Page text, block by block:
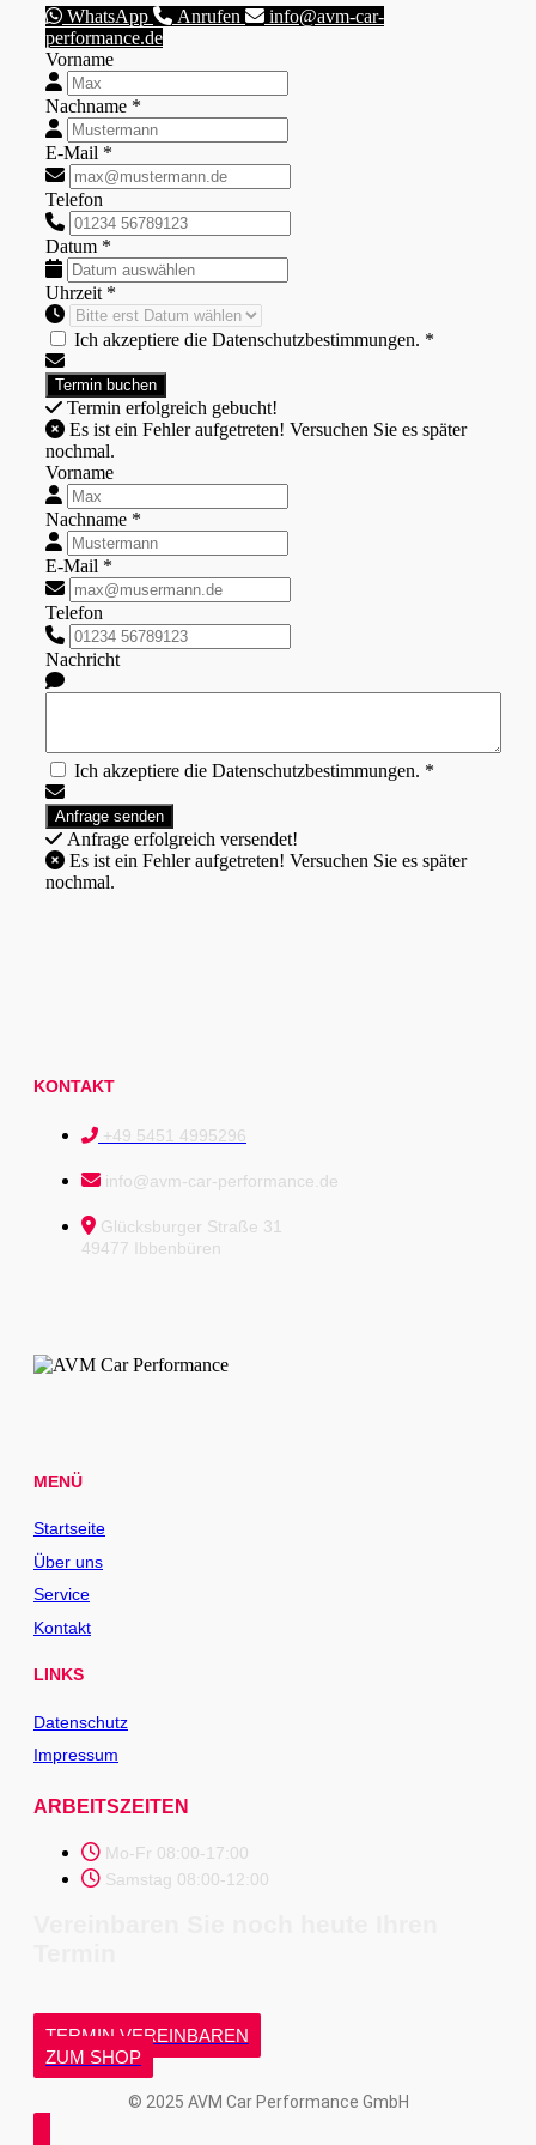
WhatsApp Anrufen
info@avm-car-
performance.de
Vorname
Nachname *
E-Mail *
Telefon
Datum *
Uhrzeit *
Ich akzeptiere die Datenschutzbestimmungen. *
Termin erfolgreich gebucht!
nochmal.
Vorname
Nachname *
E-Mail *
Telefon
Nachricht
Ich akzeptiere die Datenschutzbestimmungen. *
Anfrage erfolgreich versendet!
nochmal.
KONTAKT
+49 5451 4995296
info@avm-car-performance.de
Glücksburger Straße 31
49477 Ibbenbüren
MENÜ
Startseite
Über uns
Service
Kontakt
LINKS
Datenschutz
Impressum
ARBEITSZEITEN
Mo-Fr 08:00-17:00
Samstag 08:00-12:00
TERMIN VEREINBAREN
ZUM SHOP
© 2025 AVM Car Performance GmbH